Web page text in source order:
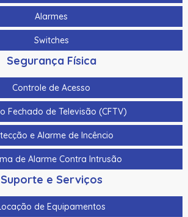
Alarmes
Switches
Segurança Física
Controle de Acesso
Fechado de Televisão (CFTV)
e Alarme de Incêncio
de Alarme Contra Intrusão
Suporte e Serviços
de Equipamentos